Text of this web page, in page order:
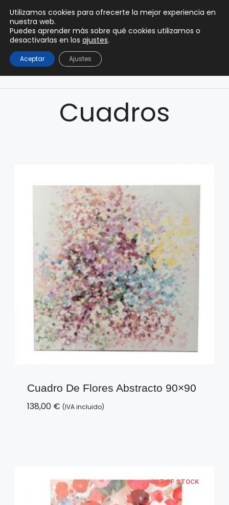
0,00€
Cuadros
Cuadro De Flores Abstracto 90×90
138,00 € (IVA incluido)
OUT OF STOCK
Utilizamos cookies para ofrecerte la mejor experiencia en
nuestra web.
Puedes aprender más sobre qué cookies utilizamos o
desactivarlas en los ajustes.
Aceptar Ajustes